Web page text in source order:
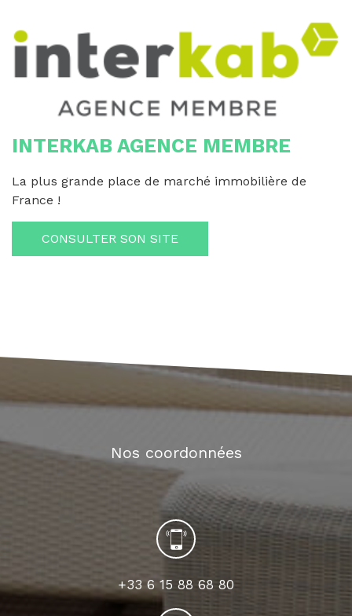
INTERKAB AGENCE MEMBRE
La plus grande place de marché immobilière de
France !
CONSULTER SON SITE
Nos coordonnées
+33 6 15 88 68 80